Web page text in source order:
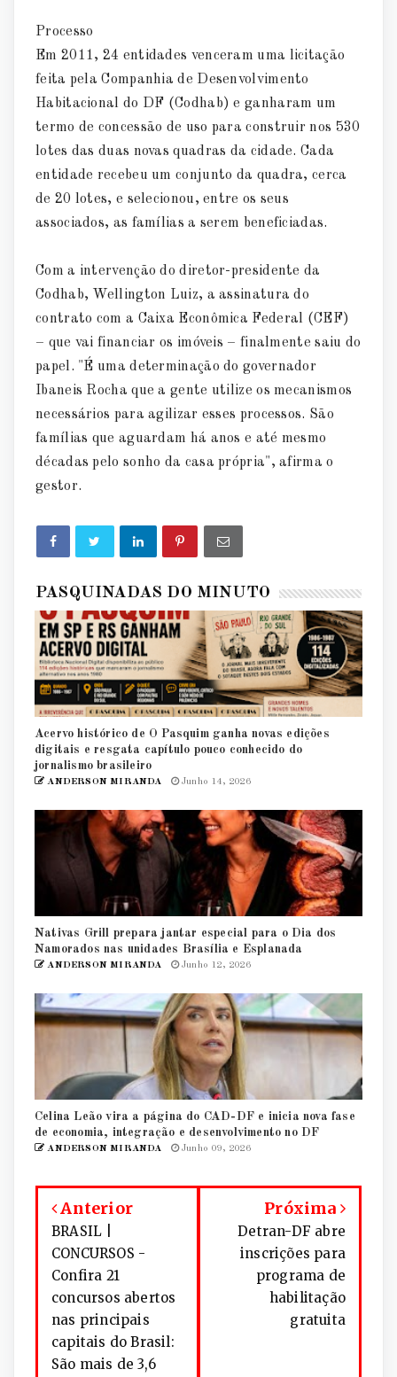
Processo
Em 2011, 24 entidades venceram uma licitação
feita pela Companhia de Desenvolvimento
Habitacional do DF (Codhab) e ganharam um
termo de concessão de uso para construir nos 530
lotes das duas novas quadras da cidade. Cada
entidade recebeu um conjunto da quadra, cerca
de 20 lotes, e selecionou, entre os seus
associados, as famílias a serem beneficiadas.
Com a intervenção do diretor-presidente da
Codhab, Wellington Luiz, a assinatura do
contrato com a Caixa Econômica Federal (CEF)
– que vai financiar os imóveis – finalmente saiu do
papel. "É uma determinação do governador
Ibaneis Rocha que a gente utilize os mecanismos
necessários para agilizar esses processos. São
famílias que aguardam há anos e até mesmo
décadas pelo sonho da casa própria", afirma o
gestor.
PASQUINADAS DO MINUTO
Acervo histórico de O Pasquim ganha novas edições
digitais e resgata capítulo pouco conhecido do
jornalismo brasileiro
ANDERSON MIRANDA Junho 14, 2026
Nativas Grill prepara jantar especial para o Dia dos
Namorados nas unidades Brasília e Esplanada
ANDERSON MIRANDA Junho 12, 2026
Celina Leão vira a página do CAD-DF e inicia nova fase
de economia, integração e desenvolvimento no DF
ANDERSON MIRANDA Junho 09, 2026
Anterior
BRASIL |
CONCURSOS -
Confira 21
concursos abertos
nas principais
capitais do Brasil:
São mais de 3,6
Próxima
Detran-DF abre
inscrições para
programa de
habilitação
gratuita